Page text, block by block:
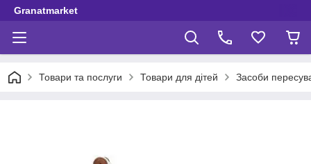
Granatmarket
Товари та послуги Товари для дітей Засоби